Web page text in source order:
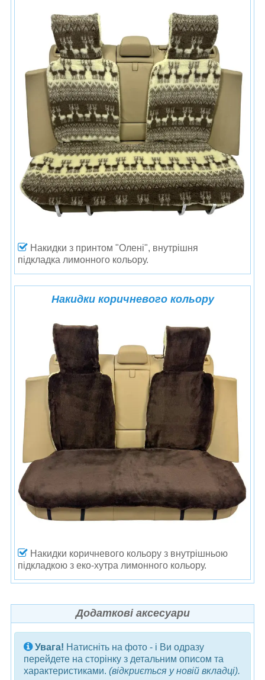
Накидки з принтом "Олені", внутрішня
підкладка лимонного кольору.
Накидки коричневого кольору
Накидки коричневого кольору з внутрішньою
підкладкою з еко-хутра лимонного кольору.
Додаткові аксесуари
Увага! Натисніть на фото - і Ви одразу
перейдете на сторінку з детальним описом та
характеристиками. (відкриється у новій вкладці).